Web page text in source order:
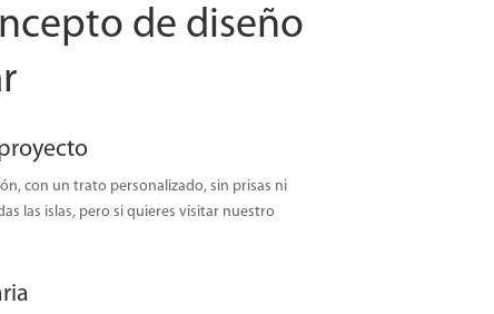
de diseño
con un trato personalizado, sin prisas ni
las islas, pero si quieres visitar nuestro